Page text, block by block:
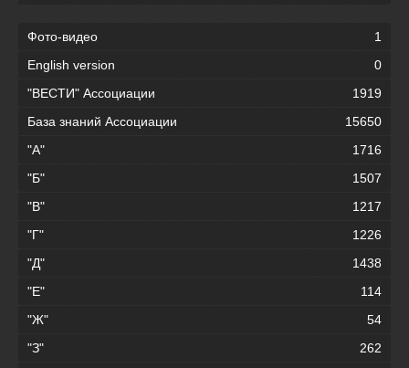
Фото-видео
1
English version
0
"ВЕСТИ" Ассоциации
1919
База знаний Ассоциации
15650
"А"
1716
"Б"
1507
"В"
1217
"Г"
1226
"Д"
1438
"Е"
114
"Ж"
54
"З"
262